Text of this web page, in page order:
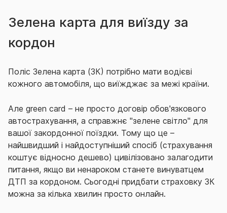
Зелена карта для виїзду за
кордон
Поліс Зелена карта (ЗК) потрібно мати водієві
кожного автомобіля, що виїжджає за межі країни.
Але green card – не просто договір обов'язкового
автострахування, а справжнє "зелене світло" для
вашої закордонної поїздки. Тому що це –
найшвидший і найдоступніший спосіб (страхування
коштує відносно дешево) цивілізовано залагодити
питання, якщо ви ненароком станете винуватцем
ДТП за кордоном. Сьогодні придбати страховку ЗК
можна за кілька хвилин просто онлайн.